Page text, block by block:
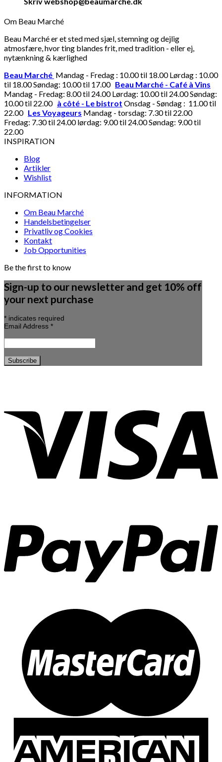
Om Beau Marché
Beau Marché er et sted med sjæl, stemning og dejlig
atmosfære, hvor ting blandes frit, med tradition - eller ej,
nytænkning & kærlighed
Beau Marché Mandag - Fredag : 10.00 til 18.00 Lørdag : 10.00
til 18.00 Søndag: 10.00 til 17.00 Beau Marché - Café à Vins
Mandag - Fredag: 8.00 til 24.00 Lørdag: 10.00 til 24.00 Søndag:
10.00 til 22.00 à côté - Le bistrot Onsdag - Søndag : 11.00 til
22.00 Les Voyageurs Mandag - torsdag: 7.30 til 22.00
Fredag: 7.30 til 24.00 lørdag: 9.00 til 24.00 Søndag: 9.00 til
22.00
INSPIRATION
Blog
Artikler
Wishlist
INFORMATION
Om Beau Marché
Handelsbetingelser
Privatliv og Cookies
Kontakt
Job Opportunities
Be the first to know
Sign-up to our newsletter and get 10% off
your next purchase
* indicates required
Email Address *